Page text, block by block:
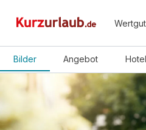
Bilder Angebot Hotel